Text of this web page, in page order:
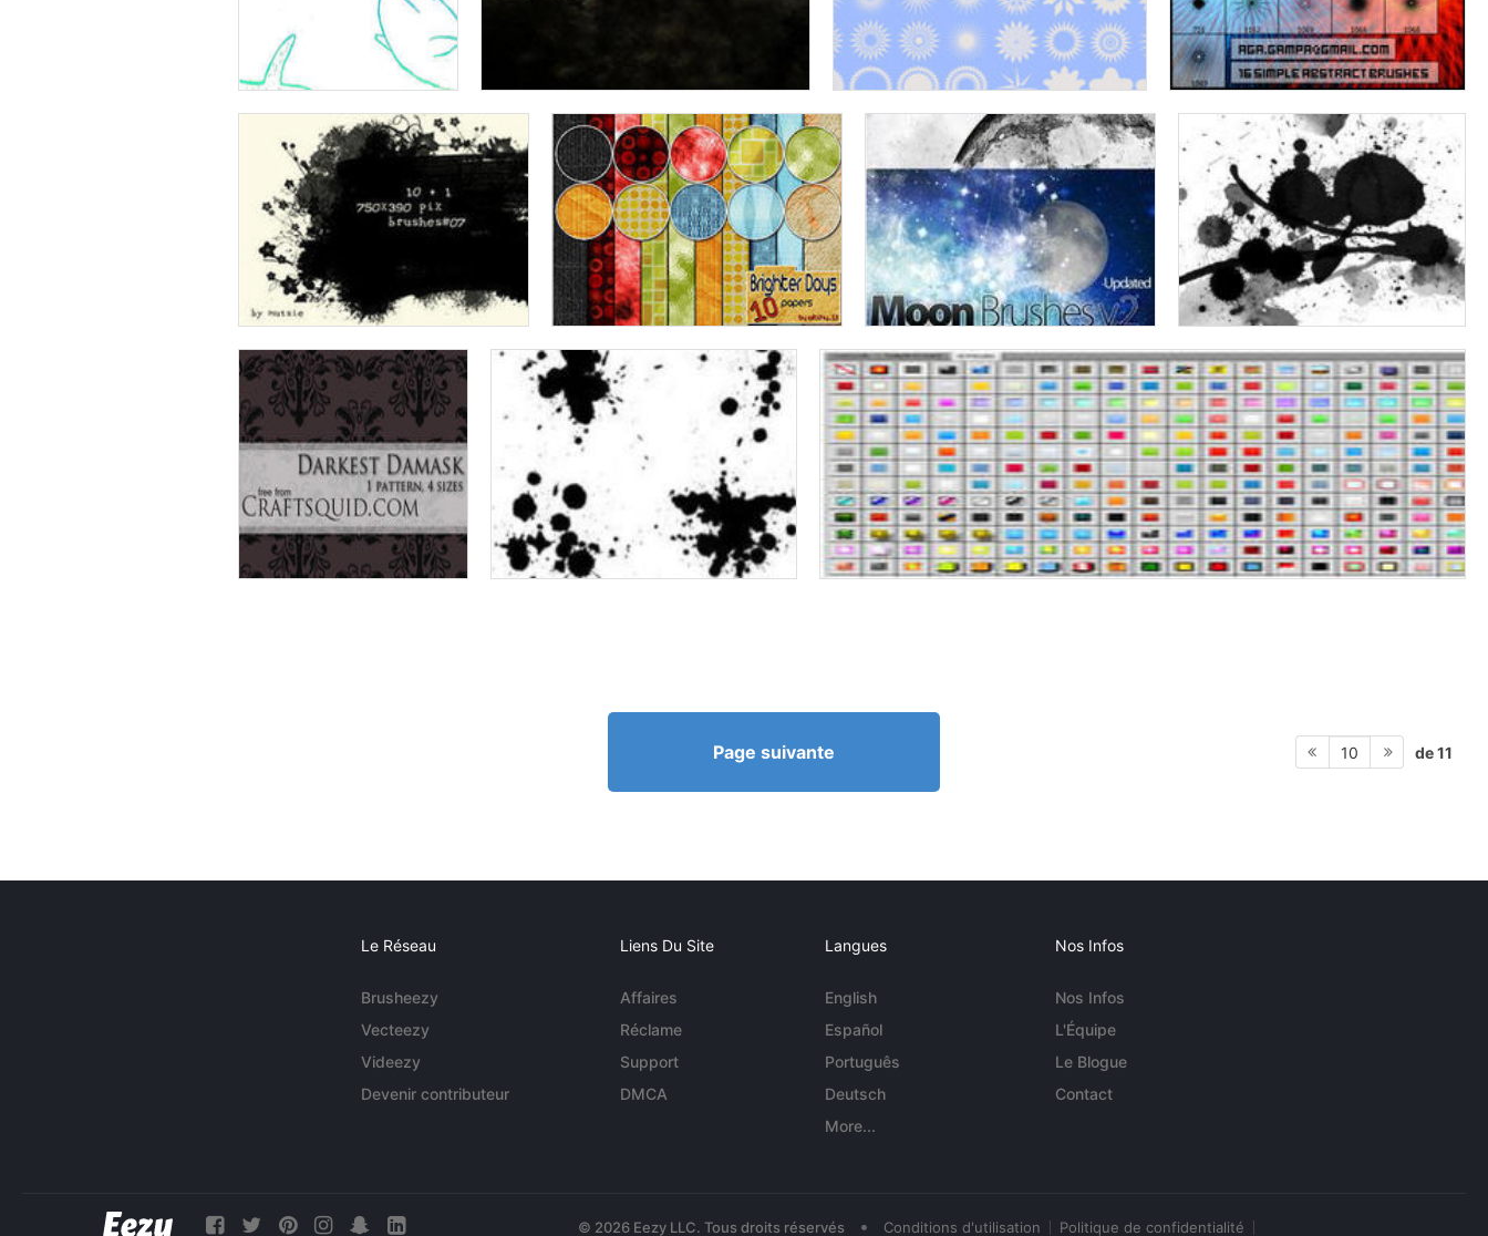
Page suivante 10 de 11
Le Réseau
Brusheezy
Vecteezy
Videezy
Devenir contributeur
Liens Du Site
Affaires
Réclame
Support
DMCA
Langues
English
Español
Português
Deutsch
More...
Nos Infos
Nos Infos
L'Équipe
Le Blogue
Contact
© 2026 Eezy LLC. Tous droits réservés • Conditions d'utilisation Politique de confidentialité